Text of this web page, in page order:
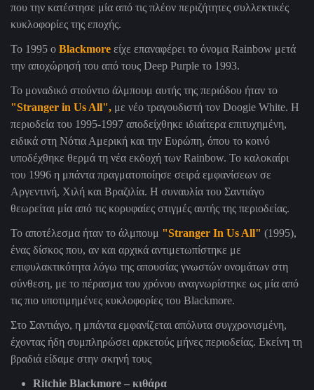
που την κατέστησε μία από τις πλέον περιζήτητες συλλεκτικές
κυκλοφορίες της εποχής.
Το 1995 ο Blackmore είχε επαναφέρει το όνομα Rainbow μετά
την αποχώρησή του από τους Deep Purple το 1993.
Το μοναδικό στούντιο άλμπουμ αυτής της περιόδου ήταν το
"Stranger in Us All", με νέο τραγουδιστή τον Doogie White. Η
περιοδεία του 1995-1997 αποδείχθηκε ιδιαίτερα επιτυχημένη,
ειδικά στη Νότια Αμερική και την Ευρώπη, όπου το κοινό
υποδέχθηκε θερμά τη νέα εκδοχή των Rainbow. Το καλοκαίρι
του 1996 η μπάντα πραγματοποίησε σειρά εμφανίσεων σε
Αργεντινή, Χιλή και Βραζιλία. Η συναυλία του Σαντιάγο
θεωρείται μία από τις κορυφαίες στιγμές αυτής της περιοδείας.
Το αποτέλεσμα ήταν το άλμπουμ "Stranger In Us All" (1995),
ένας δίσκος που, αν και αρχικά αντιμετωπίστηκε με
επιφυλακτικότητα λόγω της απουσίας γνωστών ονομάτων στη
σύνθεση, με το πέρασμα του χρόνου αναγνωρίστηκε ως μία από
τις πιο υποτιμημένες κυκλοφορίες του Blackmore.
Στο Σαντιάγο, η μπάντα εμφανίζεται απόλυτα συγχρονισμένη,
έχοντας ήδη συμπληρώσει αρκετούς μήνες περιοδείας. Εκείνη τη
βραδιά είδαμε στην σκηνή τους
Ritchie Blackmore – κιθάρα